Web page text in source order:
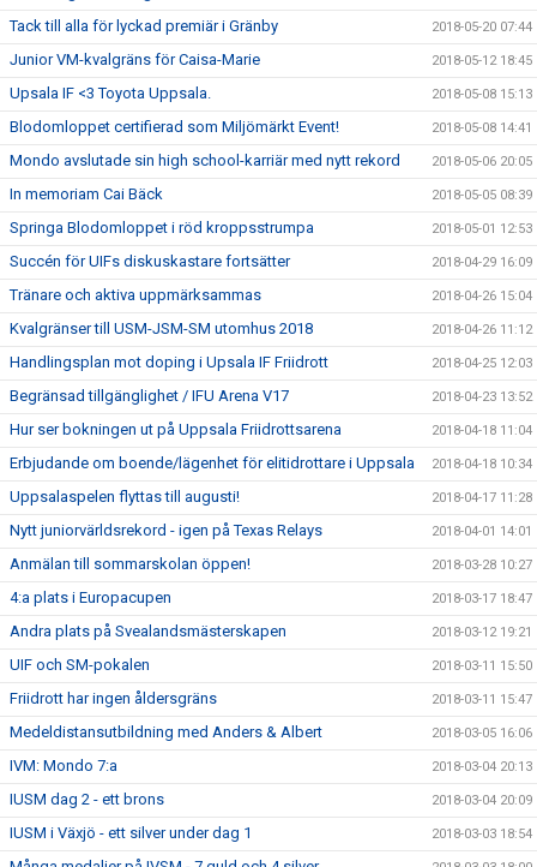
Tack till alla för lyckad premiär i Gränby 2018-05-20 07:44
Junior VM-kvalgräns för Caisa-Marie 2018-05-12 18:45
Upsala IF <3 Toyota Uppsala. 2018-05-08 15:13
Blodomloppet certifierad som Miljömärkt Event! 2018-05-08 14:41
Mondo avslutade sin high school-karriär med nytt rekord 2018-05-06 20:05
In memoriam Cai Bäck 2018-05-05 08:39
Springa Blodomloppet i röd kroppsstrumpa 2018-05-01 12:53
Succén för UIFs diskuskastare fortsätter 2018-04-29 16:09
Tränare och aktiva uppmärksammas 2018-04-26 15:04
Kvalgränser till USM-JSM-SM utomhus 2018 2018-04-26 11:12
Handlingsplan mot doping i Upsala IF Friidrott 2018-04-25 12:03
Begränsad tillgänglighet / IFU Arena V17 2018-04-23 13:52
Hur ser bokningen ut på Uppsala Friidrottsarena 2018-04-18 11:04
Erbjudande om boende/lägenhet för elitidrottare i Uppsala 2018-04-18 10:34
Uppsalaspelen flyttas till augusti! 2018-04-17 11:28
Nytt juniorvärldsrekord - igen på Texas Relays 2018-04-01 14:01
Anmälan till sommarskolan öppen! 2018-03-28 10:27
4:a plats i Europacupen 2018-03-17 18:47
Andra plats på Svealandsmästerskapen 2018-03-12 19:21
UIF och SM-pokalen 2018-03-11 15:50
Friidrott har ingen åldersgräns 2018-03-11 15:47
Medeldistansutbildning med Anders & Albert 2018-03-05 16:06
IVM: Mondo 7:a 2018-03-04 20:13
IUSM dag 2 - ett brons 2018-03-04 20:09
IUSM i Växjö - ett silver under dag 1 2018-03-03 18:54